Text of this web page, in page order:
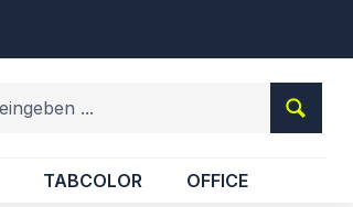
TABCOLOR OFFICE